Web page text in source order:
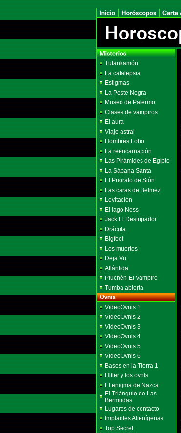
Tutankamón
La catalepsia
Estigmas
La Peste Negra
Museo de Palermo
Clases de vampiros
El aura
Viaje astral
Hombres Lobo
La reencarnación
Las Pirámides de Egipto
La Sábana Santa
El Priorato de Sión
Las caras de Belmez
Levitación
El lago Ness
Jack El Destripador
Drácula
Bigfoot
Los muertos
Deja Vu
Atlántida
Piuchén-El Vampiro
Tumba abierta
VideoOvnis 1
VideoOvnis 2
VideoOvnis 3
VideoOvnis 4
VideoOvnis 5
VideoOvnis 6
Bases en la Tierra 1
Hitler y los ovnis
El enigma de Nazca
El Triángulo de Las
Bermudas
Lugares de contacto
Implantes Alienígenas
Top Secret